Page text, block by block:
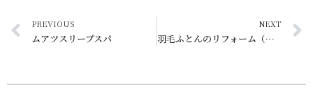
PREVIOUS
ムアツスリープスパ
NEXT
羽毛ふとんのリフォーム（さいたま市Ｙ様分）